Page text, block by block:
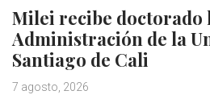
Milei recibe doctorado
Administración de la
Santiago de Cali
7 agosto, 2026